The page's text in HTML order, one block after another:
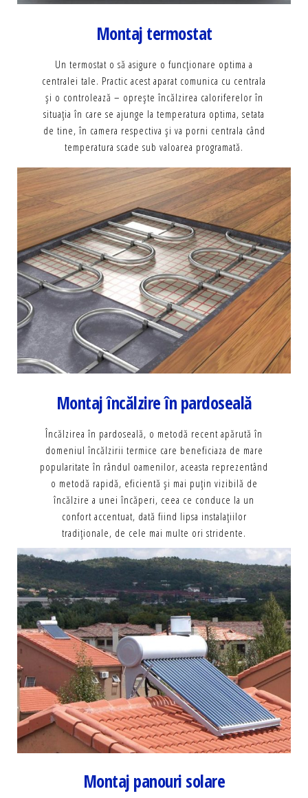
Montaj termostat
Un termostat o să asigure o funcționare optima a
centralei tale. Practic acest aparat comunica cu centrala
și o controlează – oprește încălzirea caloriferelor în
situația în care se ajunge la temperatura optima, setata
de tine, în camera respectiva și va porni centrala când
temperatura scade sub valoarea programată.
Montaj încălzire în pardoseală
Încălzirea în pardoseală, o metodă recent apărută în
domeniul încălzirii termice care beneficiaza de mare
popularitate în rândul oamenilor, aceasta reprezentând
o metodă rapidă, eficientă şi mai puţin vizibilă de
încălzire a unei încăperi, ceea ce conduce la un
confort accentuat, dată fiind lipsa instalaţiilor
tradiţionale, de cele mai multe ori stridente.
Montaj panouri solare